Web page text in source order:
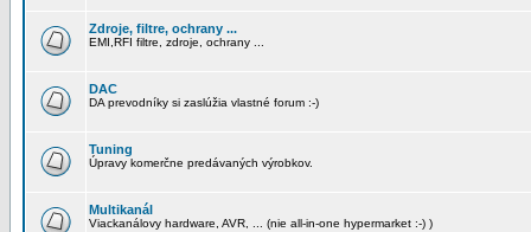
Zdroje, filtre, ochrany ...
EMI,RFI filtre, zdroje, ochrany ...
DAC
DA prevodníky si zaslúžia vlastné forum :-)
Tuning
Úpravy komerčne predávaných výrobkov.
Multikanál
Viackanálovy hardware, AVR, ... (nie all-in-one hypermarket :-) )